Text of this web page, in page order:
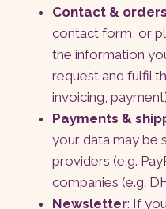
Contact & orders
contact form, or
the information
request and fulfil
invoicing,
Payments &
your data may be
providers (e.g.
companies (e.g.
Newsletter: If